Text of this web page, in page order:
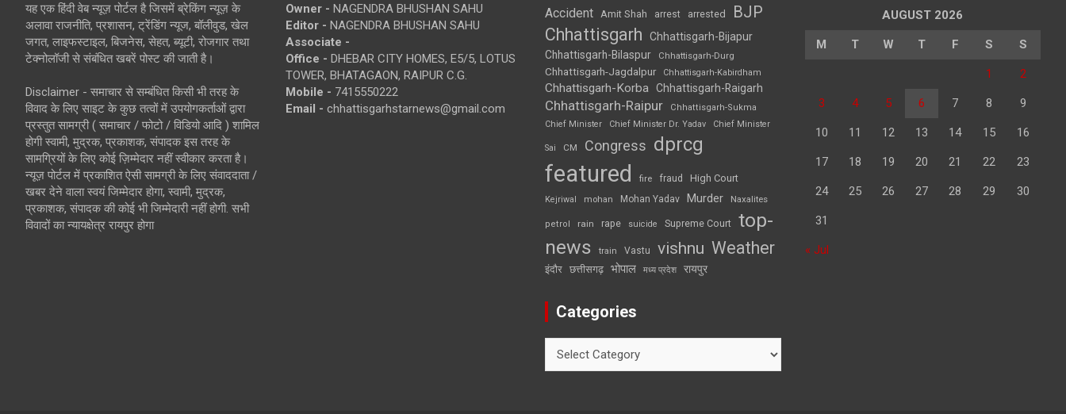
यह एक हिंदी वेब न्यूज़ पोर्टल है जिसमें ब्रेकिंग न्यूज़ के
अलावा राजनीति, प्रशासन, ट्रेंडिंग न्यूज, बॉलीवुड, खेल
जगत, लाइफस्टाइल, बिजनेस, सेहत, ब्यूटी, रोजगार तथा
टेक्नोलॉजी से संबंधित खबरें पोस्ट की जाती है।
Disclaimer - समाचार से सम्बंधित किसी भी तरह के
विवाद के लिए साइट के कुछ तत्वों में उपयोगकर्ताओं द्वारा
प्रस्तुत सामग्री ( समाचार / फोटो / विडियो आदि ) शामिल
होगी स्वामी, मुद्रक, प्रकाशक, संपादक इस तरह के
सामग्रियों के लिए कोई ज़िम्मेदार नहीं स्वीकार करता है।
न्यूज़ पोर्टल में प्रकाशित ऐसी सामग्री के लिए संवाददाता /
खबर देने वाला स्वयं जिम्मेदार होगा, स्वामी, मुद्रक,
प्रकाशक, संपादक की कोई भी जिम्मेदारी नहीं होगी. सभी
विवादों का न्यायक्षेत्र रायपुर होगा
Owner - NAGENDRA BHUSHAN SAHU
Editor - NAGENDRA BHUSHAN SAHU
Associate -
Office - DHEBAR CITY HOMES, E5/5, LOTUS
TOWER, BHATAGAON, RAIPUR C.G.
Mobile - 7415550222
Email - chhattisgarhstarnews@gmail.com
Accident Amit Shah arrest arrested BJP
Chhattisgarh
Chhattisgarh-Bijapur
Chhattisgarh-Bilaspur
Chhattisgarh-Durg
Chhattisgarh-Jagdalpur Chhattisgarh-Kabirdham
Chhattisgarh-Korba Chhattisgarh-Raigarh
Chhattisgarh-Raipur
Chhattisgarh-Sukma
Chief Minister
Chief Minister Dr. Yadav Chief Minister
Sai CM Congress dprcg
featured fire fraud High Court
Kejriwal mohan Mohan Yadav Murder Naxalites
petrol rain rape suicide Supreme Court top-
news
train Vastu vishnu Weather
इंदौर छत्तीसगढ़ भोपाल मध्य प्रदेश रायपुर
Categories
AUGUST 2026
M T W T F S S
1 2
3 4 5 6 7 8 9
10 11 12 13 14 15 16
17 18 19 20 21 22 23
24 25 26 27 28 29 30
31
« Jul